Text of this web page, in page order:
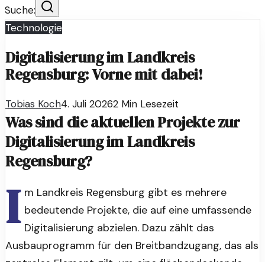
Suche:
Technologie
Digitalisierung im Landkreis
Regensburg: Vorne mit dabei!
Tobias Koch4. Juli 20262 Min Lesezeit
Was sind die aktuellen Projekte zur
Digitalisierung im Landkreis
Regensburg?
I m Landkreis Regensburg gibt es mehrere
bedeutende Projekte, die auf eine umfassende
Digitalisierung abzielen. Dazu zählt das
Ausbauprogramm für den Breitbandzugang, das als